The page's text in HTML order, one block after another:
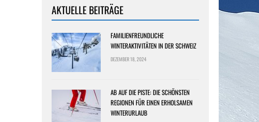
AKTUELLE BEITRÄGE
FAMILIENFREUNDLICHE
WINTERAKTIVITÄTEN IN DER SCHWEIZ
DEZEMBER 18, 2024
AB AUF DIE PISTE: DIE SCHÖNSTEN
REGIONEN FÜR EINEN ERHOLSAMEN
WINTERURLAUB